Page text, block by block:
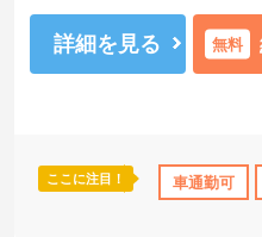
研修制度あり 産休･育休･
イントをお伝えしますので、お
詳細を見る 無料
ここに注目！ 車通勤可